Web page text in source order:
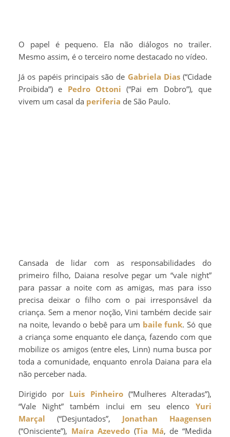
O papel é pequeno. Ela não diálogos no trailer.
Mesmo assim, é o terceiro nome destacado no vídeo.
Já os papéis principais são de Gabriela Dias(“Cidade
Proibida”) e Pedro Ottoni (“Pai em Dobro”), que
vivem um casal da periferia de São Paulo.
Cansada de lidar com as responsabilidades do
primeiro filho, Daiana resolve pegar um “vale night”
para passar a noite com as amigas, mas para isso
precisa deixar o filho com o pai irresponsável da
criança. Sem a menor noção, Vini também decide sair
na noite, levando o bebê para um baile funk. Só que
a criança some enquanto ele dança, fazendo com que
mobilize os amigos (entre eles, Linn) numa busca por
toda a comunidade, enquanto enrola Daiana para ela
não perceber nada.
Dirigido por Luis Pinheiro(“Mulheres Alteradas”),
“Vale Night” também inclui em seu elenco Yuri
Marçal (“Desjuntados”, Jonathan Haagensen
(“Onisciente”), Maíra Azevedo (Tia Má, de “Medida